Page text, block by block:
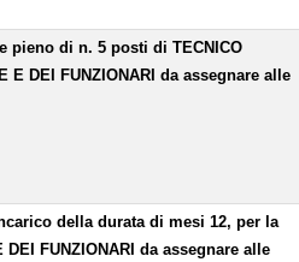
pieno di n. 5 posti di TECNICO
E DEI FUNZIONARI da assegnare alle
della durata di mesi 12, per la
FUNZIONARI da assegnare alle